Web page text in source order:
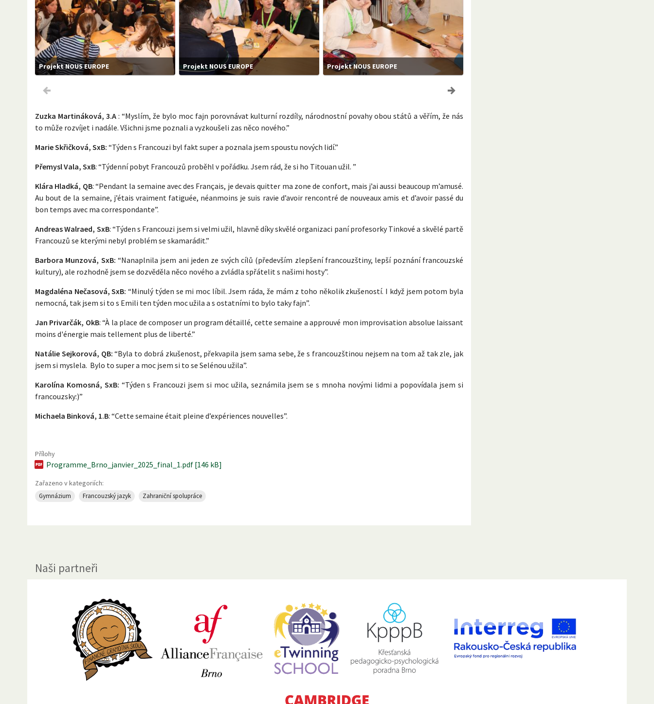
Projekt NOUS EUROPE Projekt NOUS EUROPE Projekt NOUS EUROPE
Zuzka Martináková, 3.A : “Myslím, že bylo moc fajn porovnávat kulturní rozdíly, národnostní povahy obou států a věřím, že nás
to může rozvíjet i nadále. Všichni jsme poznali a vyzkoušeli zas něco nového.”
Marie Skřičková, SxB: “Týden s Francouzi byl fakt super a poznala jsem spoustu nových lidí.”
Přemysl Vala, SxB: “Týdenní pobyt Francouzů proběhl v pořádku. Jsem rád, že si ho Titouan užil. ”
Klára Hladká, QB: “Pendant la semaine avec des Français, je devais quitter ma zone de confort, mais j’ai aussi beaucoup m’amusé.
Au bout de la semaine, j’étais vraiment fatiguée, néanmoins je suis ravie d’avoir rencontré de nouveaux amis et d’avoir passé du
bon temps avec ma correspondante”.
Andreas Walraed, SxB: “Týden s Francouzi jsem si velmi užil, hlavně díky skvělé organizaci paní profesorky Tinkové a skvělé partě
Francouzů se kterými nebyl problém se skamarádit.”
Barbora Munzová, SxB: “Nanaplnila jsem ani jeden ze svých cílů (především zlepšení francouzštiny, lepší poznání francouzské
kultury), ale rozhodně jsem se dozvěděla něco nového a zvládla spřátelit s našimi hosty”.
Magdaléna Nečasová, SxB: “Minulý týden se mi moc líbil. Jsem ráda, že mám z toho několik zkušeností. I když jsem potom byla
nemocná, tak jsem si to s Emili ten týden moc užila a s ostatními to bylo taky fajn”.
Jan Privarčák, OkB: “À la place de composer un program détaillé, cette semaine a approuvé mon improvisation absolue laissant
moins d'énergie mais tellement plus de liberté.”
Natálie Sejkorová, QB: “Byla to dobrá zkušenost, překvapila jsem sama sebe, že s francouzštinou nejsem na tom až tak zle, jak
jsem si myslela. Bylo to super a moc jsem si to se Selénou užila”.
Karolína Komosná, SxB: “Týden s Francouzi jsem si moc užila, seznámila jsem se s mnoha novými lidmi a popovídala jsem si
francouzsky:)”
Michaela Binková, 1.B: “Cette semaine était pleine d’expériences nouvelles”.
Přílohy
Programme_Brno_janvier_2025_final_1.pdf [146 kB]
Zařazeno v kategoriích:
Gymnázium Francouzský jazyk Zahraniční spolupráce
Naši partneři